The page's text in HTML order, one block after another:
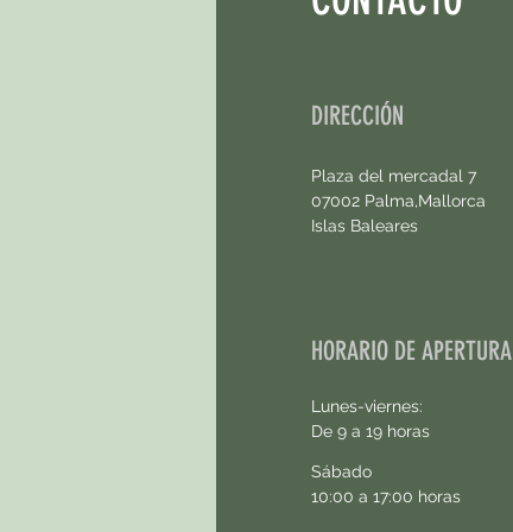
DIRECCIÓN
Plaza del mercadal 7
07002 Palma,Mallorca
Islas Baleares
HORARIO DE APERTURA
Lunes-viernes:
De 9 a 19 horas
Sábado
10:00 a 17:00 horas